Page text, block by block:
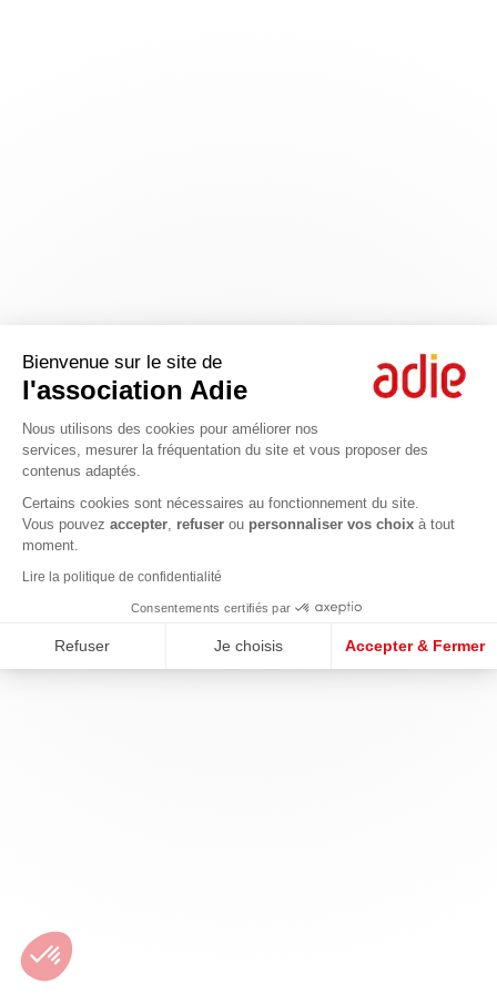
Bienvenue sur le site de
l'association Adie
Nous utilisons des cookies pour améliorer nos
services, mesurer la fréquentation du site et vous proposer des
contenus adaptés.
Certains cookies sont nécessaires au fonctionnement du site.
Vous pouvez accepter refuser ou personnaliser vos choix à tout
moment.
Lire la politique de confidentialité
Consentements certifiés par
Refuser Je choisis Accepter & Fermer
Axeptio consent